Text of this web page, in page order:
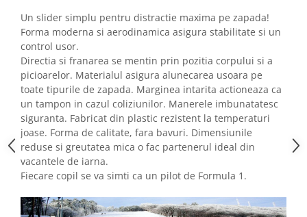
Un slider simplu pentru distractie maxima pe zapada!
Forma moderna si aerodinamica asigura stabilitate si un
control usor.
Directia si franarea se mentin prin pozitia corpului si a
picioarelor. Materialul asigura alunecarea usoara pe
toate tipurile de zapada. Marginea intarita actioneaza ca
un tampon in cazul coliziunilor. Manerele imbunatatesc
siguranta. Fabricat din plastic rezistent la temperaturi
joase. Forma de calitate, fara bavuri. Dimensiunile
reduse si greutatea mica o fac partenerul ideal din
vacantele de iarna.
Fiecare copil se va simti ca un pilot de Formula 1.